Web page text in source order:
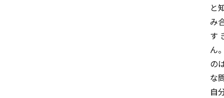
と
み
す
ん
の
な
自